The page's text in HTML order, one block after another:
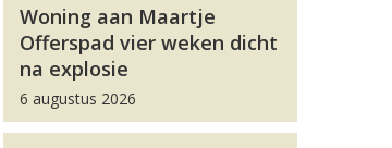
Woning aan Maartje
Offerspad vier weken dicht
na explosie
6 augustus 2026